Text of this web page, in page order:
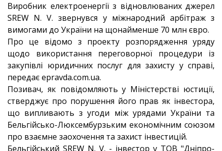
Виробник електроенергії з відновлюваних джерел
SREW N. V. звернувся у міжнародний арбітраж з
вимогами до України на щонайменше 70 млн євро.
Про це відомо з проекту розпорядження уряду
щодо використання переговорної процедури із
закупівлі юридичних послуг для захисту у справі,
передає epravda.com.ua.
Позивач, як повідомляють у Міністерстві юстиції,
стверджує про порушення його прав як інвестора,
що випливають з угоди між урядами України та
Бельгійсько-Люксембурзьким економічним союзом
про взаємне заохочення та захист інвестицій.
Бельгійський SREW N. V. - інвестор у ТОВ "Дніпро-